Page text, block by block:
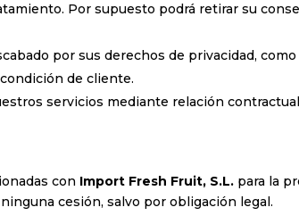
Por supuesto podrá retirar su
por sus derechos de privacidad,
de cliente.
servicios mediante relación
con Import Fresh Fruit, S.L. para la
cesión, salvo por obligación legal.